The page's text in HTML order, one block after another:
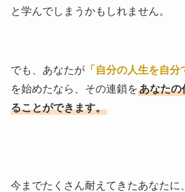
と学んでしまうかもしれません。
でも、あなたが「自分の人生を自分
を始めたなら、その連鎖をあなたの
ることができます。
今までたくさん耐えてきたあなたに